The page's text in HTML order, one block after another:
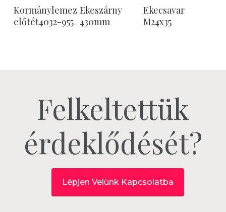
Tovább
Olvasom
Kormánylemez
előtét4032-955
Tovább
Olvasom
Ekeszárny
430mm
Olvasom
Ekecsavar
M24x35
Felkeltettük
érdeklődését?
Lépjen Velünk Kapcsolatba